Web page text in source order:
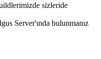
sizleride
Server'ında bulunmanız